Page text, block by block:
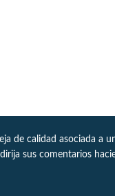
de calidad asociada a
sus comentarios